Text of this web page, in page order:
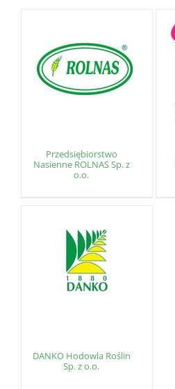
Przedsiębiorstwo
Nasienne ROLNAS Sp. z
o.o.
DANKO Hodowla Roślin
Sp. z o.o.